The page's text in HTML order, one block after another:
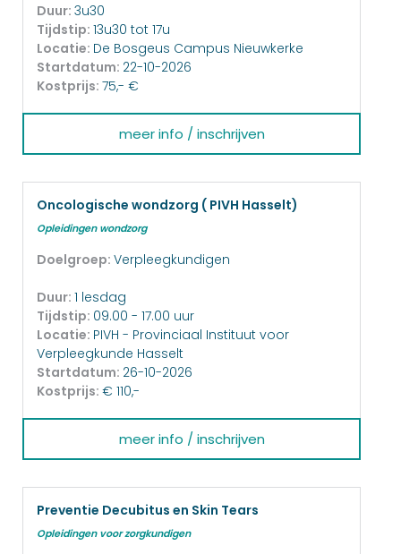
Duur: 3u30
Tijdstip: 13u30 tot 17u
Locatie: De Bosgeus Campus Nieuwkerke
Startdatum: 22-10-2026
Kostprijs: 75,- €
meer info / inschrijven
Oncologische wondzorg ( PIVH Hasselt)
Opleidingen wondzorg
Doelgroep: Verpleegkundigen
Duur: 1 lesdag
Tijdstip: 09.00 - 17.00 uur
Locatie: PIVH - Provinciaal Instituut voor
Verpleegkunde Hasselt
Startdatum: 26-10-2026
Kostprijs: € 110,-
meer info / inschrijven
Preventie Decubitus en Skin Tears
Opleidingen voor zorgkundigen